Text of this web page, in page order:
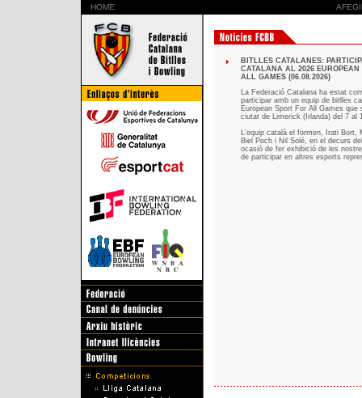
HOME
BITLLES CATALANES:
CATALANA AL 2026 EUROPEAN
ALL GAMES (06.08.2026)
La Federació Catalana ha estat
participar amb un equip de bitlles
European Sport For All Games que
ciutat de Limerick (Irlanda) del 7 al
L’equip català el formen, Irati Bort,
Biel Poch i Nil Solé, en el decurs
ocasió de fer exhibició de les
de participar en altres esports